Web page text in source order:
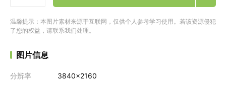
温馨提示：本图片素材来源于互联网，仅供个人参考学习使用。若该资源侵犯
了您的权益，请联系我们处理。
图片信息
分辨率
3840x2160